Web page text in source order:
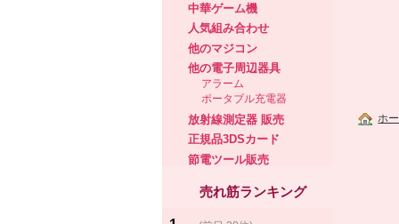
中華ゲーム機
人気組み合わせ
他のマジコン
他の電子周辺器具
アラーム
ポータブル充電器
放射線測定器 販売
正規品3DSカード
節電ツール販売
売れ筋ランキング
ホ